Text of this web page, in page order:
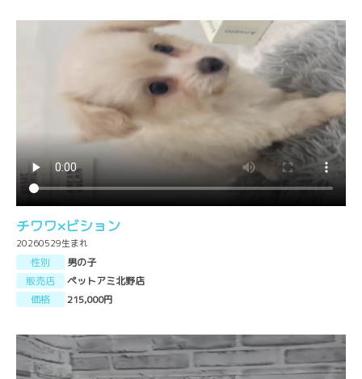
チワワ×ビション
20260529生まれ
性別
男の子
販売店
ペットアミ北野店
価格
215,000円